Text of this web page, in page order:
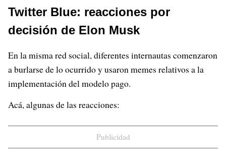
Twitter Blue: reacciones por
decisión de Elon Musk
En la misma red social, diferentes internautas comenzaron
a burlarse de lo ocurrido y usaron memes relativos a la
implementación del modelo pago.
Acá, algunas de las reacciones:
Publicidad